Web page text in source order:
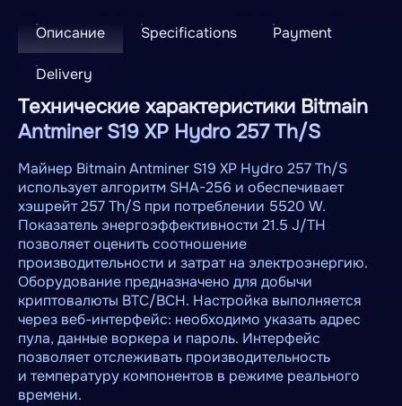
Описание Specifications Payment
Delivery
Технические характеристики Bitmain
Antminer S19 XP Hydro 257 Th/S
Майнер Bitmain Antminer S19 XP Hydro 257 Th/S
использует алгоритм SHA-256 и обеспечивает
хэшрейт 257 Th/S при потреблении 5520 W.
Показатель энергоэффективности 21.5 J/TH
позволяет оценить соотношение
производительности и затрат на электроэнергию.
Оборудование предназначено для добычи
криптовалюты BTC/BCH. Настройка выполняется
через веб-интерфейс: необходимо указать адрес
пула, данные воркера и пароль. Интерфейс
позволяет отслеживать производительность
и температуру компонентов в режиме реального
времени.